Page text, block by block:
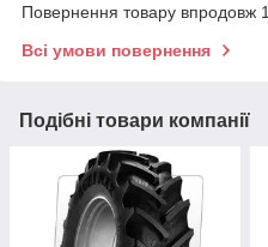
Повернення товару впродовж
Всі умови повернення
Подібні товари компанії